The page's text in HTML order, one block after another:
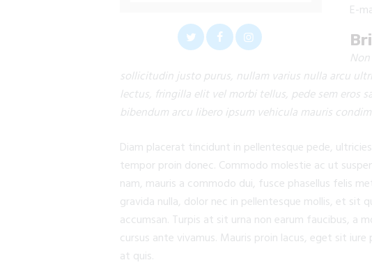
E-
sollicitudin justo purus, nullam varius nulla arcu
lectus, fringilla elit vel morbi tellus, pede sem eros
bibendum arcu libero ipsum vehicula mauris
Diam placerat tincidunt in pellentesque pede,
tempor proin donec. Commodo molestie ac ut
nam, mauris a commodo dui, fusce phasellus felis
gravida nulla, dolor nec in pellentesque mollis, et sit
accumsan. Turpis at sit urna non earum faucibus, a
cursus ante vivamus. Mauris proin lacus, eget sit
at quis.